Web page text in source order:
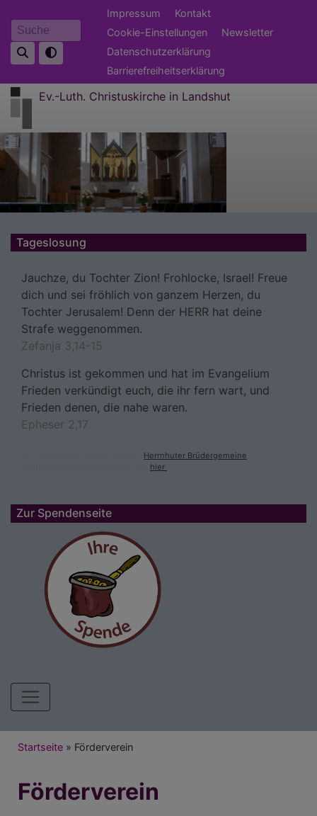
zum
Inhalt
Suche
Fußbereichsmenü
Impressum
Kontakt
Cookie-Einstellungen
Newsletter
Datenschutzerklärung
Barrierefreiheitserklärung
Ev.-Luth. Christuskirche in Landshut
Tageslosung
Jauchze, du Tochter Zion! Frohlocke, Israel! Freue
dich und sei fröhlich von ganzem Herzen, du
Tochter Jerusalem! Denn der HERR hat deine
Strafe weggenommen.
Zefanja 3,14-15
Christus ist gekommen und hat im Evangelium
Frieden verkündigt euch, die ihr fern wart, und
Frieden denen, die nahe waren.
Epheser 2,17
Herrnhuter Brüdergemeine
hier
Zur Spendenseite
Hauptnavigation
Breadcrumb
Startseite Förderverein
Förderverein